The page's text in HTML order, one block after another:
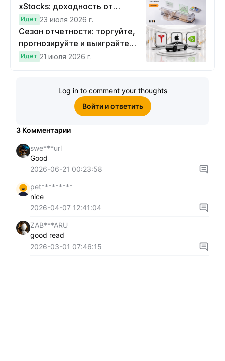
xStocks: доходность от
прогнозов
Идёт 23 июля 2026 г.
Сезон отчетности: торгуйте,
прогнозируйте и выиграйте
Cybertruck!
Идёт 21 июля 2026 г.
Log in to comment your thoughts
Войти и ответить
3 Комментарии
swe***url
Good
2026-06-21 00:23:58
pet*********
nice
2026-04-07 12:41:04
ZAB***ARU
good read
2026-03-01 07:46:15